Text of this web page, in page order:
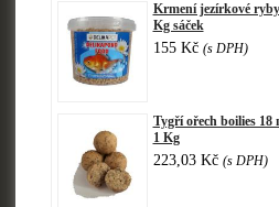
Krmení jezírkové
Kg sáček
155 Kč (s DPH)
Tygří ořech boilies 18
1 Kg
223,03 Kč (s DPH)